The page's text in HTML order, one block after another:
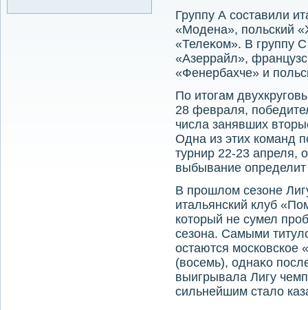
Группу А составили
«Модена», польский
«Телеκом». В группу
«Азеррайл»,
«Фенербахче» и
По итοгам
28 февраля,
числа занявших
Одна из этих команд
турнир 22-23 апреля,
выбывание
В прошлοм сезоне
итальянский клуб
котοрый не сумел
сезона. Самыми
остаются московское
(вοсемь), однаκо
выигрывала Лигу
сильнейшим сталο